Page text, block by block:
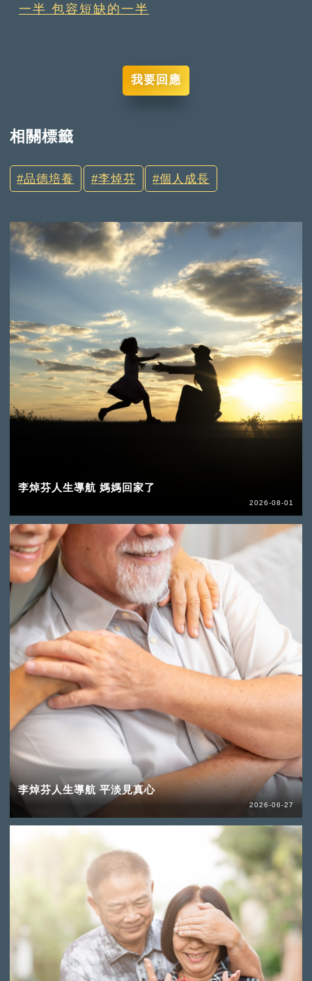
一半 包容短缺的一半
我要回應
相關標籤
品德培養 李焯芬 個人成長
李焯芬人生導航 媽媽回家了
2026-08-01
李焯芬人生導航 平淡見真心
2026-06-27